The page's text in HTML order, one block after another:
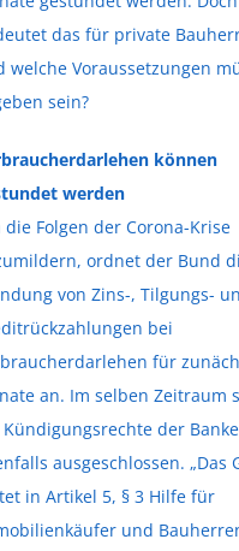
das für private
welche Voraussetzungen
sein?
können
werden
die Folgen der Corona-Krise
ordnet der Bund
von Zins-, Tilgungs-
bei
für
an. Im selben Zeitraum
der
ausgeschlossen. „Das
in Artikel 5, § 3 Hilfe für
und